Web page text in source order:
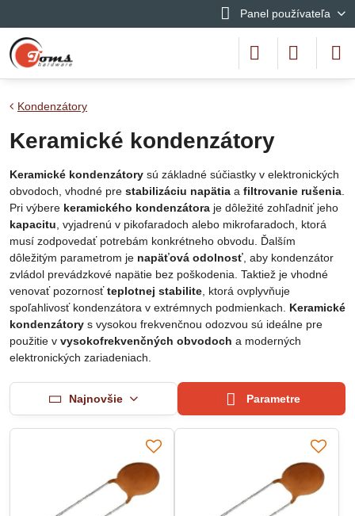
Panel používateľa
Kondenzátory
Keramické kondenzátory
Keramické kondenzátory sú základné súčiastky v elektronických
obvodoch, vhodné pre stabilizáciu napätia a filtrovanie rušenia
Pri výbere keramického kondenzátora je dôležité zohľadniť jeho
kapacitu , vyjadrenú v pikofaradoch alebo mikrofaradoch, ktorá
musí zodpovedať potrebám konkrétneho obvodu. Ďalším
dôležitým parametrom je napäťová odolnosť , aby kondenzátor
zvládol prevádzkové napätie bez poškodenia. Taktiež je vhodné
venovať pozornosťteplotnej stabilite , ktorá ovplyvňuje
spoľahlivosť kondenzátora v extrémnych podmienkach. Keramické
kondenzátory s vysokou frekvenčnou odozvou sú ideálne pre
použitie v vysokofrekvenčných obvodoch a moderných
elektronických zariadeniach.
Najnovšie Parametre